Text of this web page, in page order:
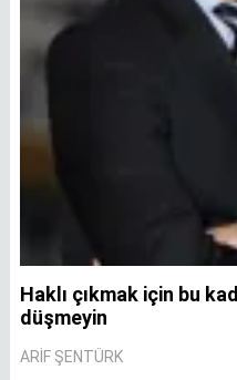
Haklı çıkmak için bu
düşmeyin
ARIF ŞENTÜRK